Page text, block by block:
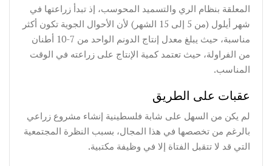
المعلقة بنظام الري والتسميد المحوسب، إذ تبدأ زراعتها في
شهر أيلول (من 5 إلى 15 الشهر) لأن الأحوال الجوية تكون أكثر
مناسبة، حيث يبلغ معدل إنتاج الدونم الواحد من 7-10 أطنان
من الفراولة، حيث تعتمد كمية الإنتاج على زراعته في الوقت
المناسب.
عقبات على الطريق
لم يكن من السهل على شابة فلسطينية إنشاء مشروع زراعي
بالرغم من تخصصها في هذا المجال، بسبب النظرة المجتمعية
التي قد لا تتقبل الفتاة إلا في وظيفة مكتبية.